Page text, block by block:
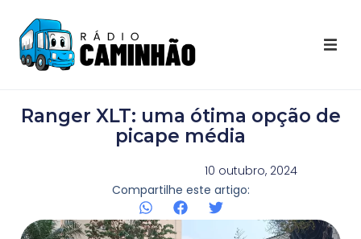
Destaques Youtube
Galeria de Fotos
Agenda
Ranger XLT: uma ótima opção de
picape média
10 outubro, 2024
Compartilhe este artigo: